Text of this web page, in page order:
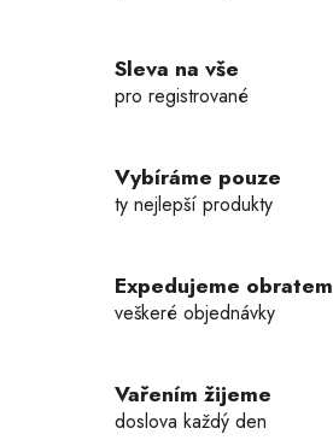
Sleva na vše
pro registrované
Vybíráme pouze
ty nejlepší produkty
Expedujeme obratem
veškeré objednávky
Vařením žijeme
doslova každý den